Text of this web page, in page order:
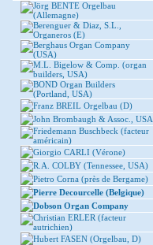
Jörg BENTE Orgelbau
(Allemagne)
Berenguer & Diaz, S.L.,
Organeros (E)
Berghaus Organ Company
(USA)
M.L. Bigelow & Comp. (organ
builders, USA)
BOND Organ Builders
(Portland, USA)
Franz BREIL Orgelbau (D)
John Brombaugh & Assoc., USA
Friedemann Buschbeck (facteur
américain)
Giorgio CARLI (Vérone)
R.A. COLBY (Tennessee, USA)
Pietro Corna (près de Bergame)
Pierre Decourcelle (Belgique)
Dobson Organ Company
Christian ERLER (facteur
autrichien)
Hubert FASEN (Orgelbau, D)